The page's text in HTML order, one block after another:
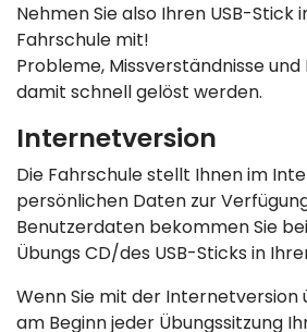
Nehmen Sie also Ihren USB-Stick
Fahrschule mit!
Probleme, Missverständnisse
damit schnell gelöst werden.
Internetversion
Die Fahrschule stellt Ihnen im
persönlichen Daten zur
Benutzerdaten bekommen Sie
Übungs CD/des USB-Sticks in
Wenn Sie mit der Internetversion
am Beginn jeder Übungssitzung